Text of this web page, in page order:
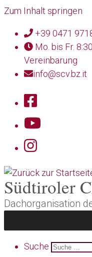
Zum Inhalt springen
+39 0471
Mo. bis Fr.
Vereinbarung
info@scv.bz.it
Südtiroler
Dachorganisation
Search
Suche